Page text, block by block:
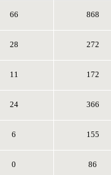
66 868
28 272
11 172
24 366
6 155
0 86